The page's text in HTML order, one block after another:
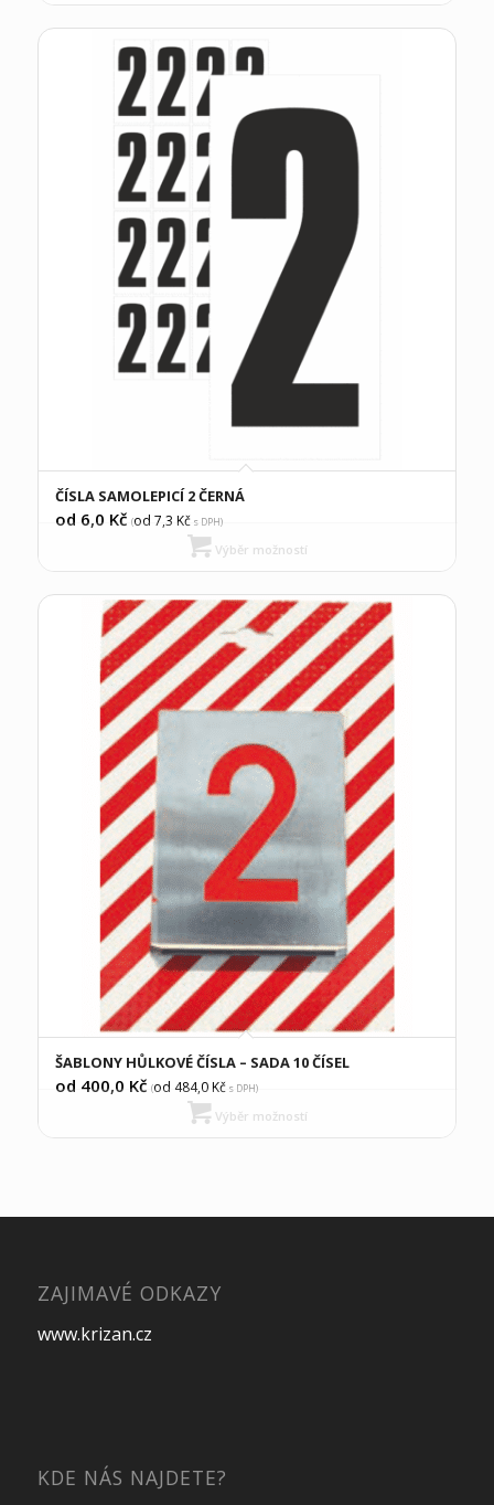
ČÍSLA SAMOLEPICÍ 2 ČERNÁ
od 6,0 Kč (od 7,3 Kčs DPH)
Výběr možností
ŠABLONY HŮLKOVÉ ČÍSLA – SADA 10 ČÍSEL
od 400,0 Kč (od 484,0Kčs DPH)
Výběr možností
ZAJIMAVÉ ODKAZY
www.krizan.cz
KDE NÁS NAJDETE?